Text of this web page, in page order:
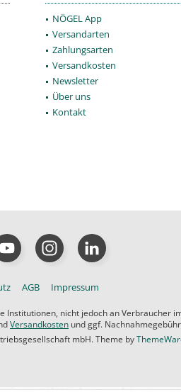
NÖGEL App
Versandarten
Zahlungsarten
Versandkosten
Newsletter
Über uns
Kontakt
AGB Impressum
nicht jedoch an Verbraucher
Versandkosten und ggf.
mbH. Theme by